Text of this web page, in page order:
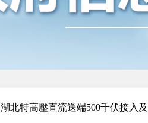
北特高壓直流送端500千伏接入